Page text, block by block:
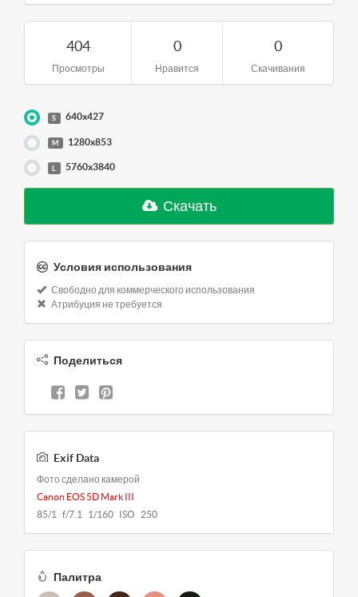
404
Просмотры
0
Нравится
0
Скачивания
S 640x427
M 1280x853
L 5760x3840
Скачать
Условия использования
Свободно для коммерческого использования
Атрибуция не требуется
Поделиться
Exif Data
Фото сделано камерой
Canon EOS 5D Mark III
85/1 f/7.1 1/160 ISO 250
Палитра